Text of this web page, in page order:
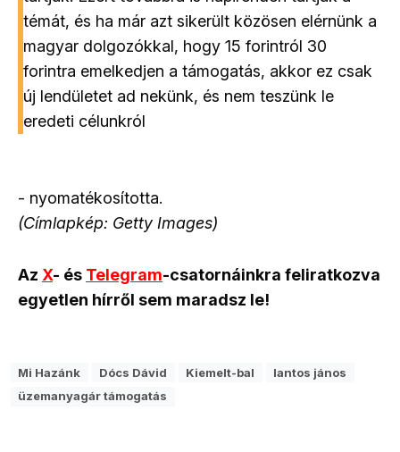
témát, és ha már azt sikerült közösen elérnünk a
magyar dolgozókkal, hogy 15 forintról 30
forintra emelkedjen a támogatás, akkor ez csak
új lendületet ad nekünk, és nem teszünk le
eredeti célunkról
- nyomatékosította.
(Címlapkép: Getty Images)
Az X- és Telegram-csatornáinkra feliratkozva
egyetlen hírről sem maradsz le!
Mi Hazánk Dócs Dávid Kiemelt-bal
lantos jános
üzemanyagár támogatás